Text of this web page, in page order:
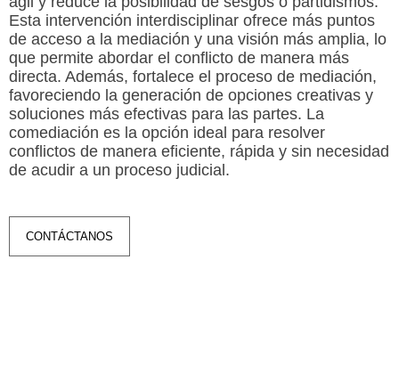
Esta intervención interdisciplinar ofrece más puntos
de acceso a la mediación y una visión más amplia, lo
que permite abordar el conflicto de manera más
directa. Además, fortalece el proceso de mediación,
favoreciendo la generación de opciones creativas y
soluciones más efectivas para las partes. La
comediación es la opción ideal para resolver
conflictos de manera eficiente, rápida y sin necesidad
de acudir a un proceso judicial.
CONTÁCTANOS